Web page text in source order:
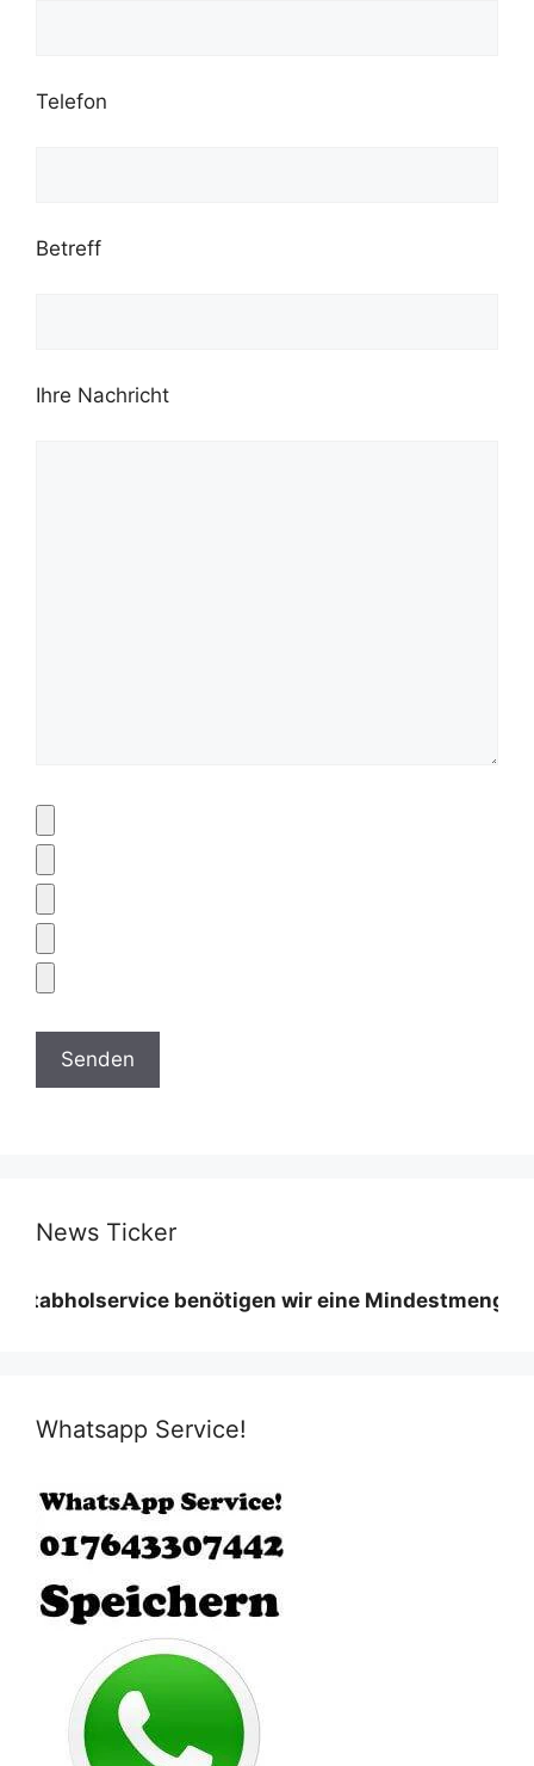
Telefon
Betreff
Ihre Nachricht
News Ticker
benötigen wir eine Mindestmenge diese
Whatsapp Service!